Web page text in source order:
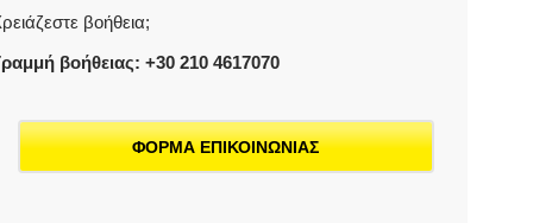
βοήθεια;
βοήθειας: +30 210 4617070
ΦΟΡΜΑ ΕΠΙΚΟΙΝΩΝΙΑΣ